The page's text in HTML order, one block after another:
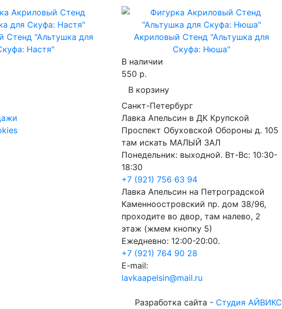
Стенд "Альтушка для
Настя"
Акриловый Стенд "Альтушка для
Скуфа: Нюша"
В наличии
550 р.
В корзину
Санкт-Петербург
Лавка Апельсин в ДК Крупской
Проспект Обуховской Обороны д. 105
там искать МАЛЫЙ ЗАЛ
Понедельник: выходной. Вт-Вс: 10:30-
18:30
+7 (921) 756 63 94
Лавка Апельсин на Петроградской
Каменноостровский пр. дом 38/96,
проходите во двор, там налево, 2
этаж (жмем кнопку 5)
Ежедневно: 12:00-20:00.
+7 (921) 764 90 28
E-mail:
lavkaapelsin@mail.ru
Разработка сайта - Студия АЙВИКС